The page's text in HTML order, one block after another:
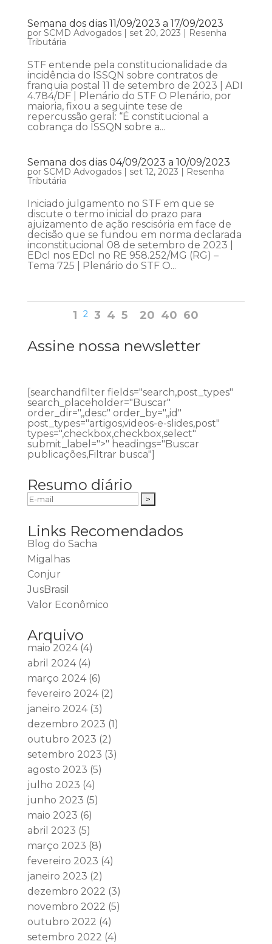
Semana dos dias 11/09/2023 a 17/09/2023
por SCMD Advogados| set 20, 2023 | Resenha
Tributária
STF entende pela constitucionalidade da
incidência do ISSQN sobre contratos de
franquia postal 11 de setembro de 2023 | ADI
4.784/DF | Plenário do STF O Plenário, por
maioria, fixou a seguinte tese de
repercussão geral: “É constitucional a
cobrança do ISSQN sobre a...
Semana dos dias 04/09/2023 a 10/09/2023
por SCMD Advogados| set 12, 2023 | Resenha
Tributária
Iniciado julgamento no STF em que se
discute o termo inicial do prazo para
ajuizamento de ação rescisória em face de
decisão que se fundou em norma declarada
inconstitucional 08 de setembro de 2023 |
EDcl nos EDcl no RE 958.252/MG (RG) –
Tema 725 | Plenário do STF O...
1 2 3 4 5 20 40 60
Assine nossa newsletter
[searchandfilter fields="search,post_types"
search_placeholder="Buscar"
order_dir=",,desc" order_by=",,id"
post_types="artigos,videos-e-slides,post"
types=",checkbox,checkbox,select"
submit_label=">" headings="Buscar
publicações,Filtrar busca"]
Resumo diário
Links Recomendados
Blog do Sacha
Migalhas
Conjur
JusBrasil
Valor Econômico
Arquivo
maio 2024(4)
abril 2024(4)
março 2024(6)
fevereiro 2024(2)
janeiro 2024(3)
dezembro 2023 (1)
outubro 2023 (2)
setembro 2023 (3)
agosto 2023 (5)
julho 2023 (4)
junho 2023 (5)
maio 2023 (6)
abril 2023 (5)
março 2023 (8)
fevereiro 2023 (4)
janeiro 2023 (2)
dezembro 2022 (3)
novembro 2022 (5)
outubro 2022 (4)
setembro 2022 (4)